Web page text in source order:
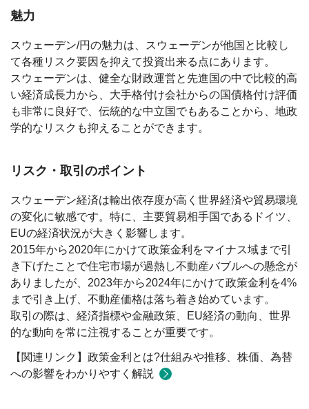
魅力
スウェーデン/円の魅力は、スウェーデンが他国と比較し
て各種リスク要因を抑えて投資出来る点にあります。
スウェーデンは、健全な財政運営と先進国の中で比較的高
い経済成長力から、大手格付け会社からの国債格付け評価
も非常に良好で、伝統的な中立国でもあることから、地政
学的なリスクも抑えることができます。
リスク・取引のポイント
スウェーデン経済は輸出依存度が高く世界経済や貿易環境
の変化に敏感です。特に、主要貿易相手国であるドイツ、
EUの経済状況が大きく影響します。
2015年から2020年にかけて政策金利をマイナス域まで引
き下げたことで住宅市場が過熱し不動産バブルへの懸念が
ありましたが、2023年から2024年にかけて政策金利を4%
まで引き上げ、不動産価格は落ち着き始めています。
取引の際は、経済指標や金融政策、EU経済の動向、世界
的な動向を常に注視することが重要です。
【関連リンク】政策金利とは?仕組みや推移、株価、為替
への影響をわかりやすく解説